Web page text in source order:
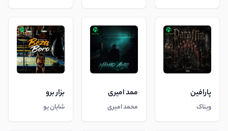
پارافین
ویناک
ممد امیری
محمد امیری
بزار برو
شایان یو